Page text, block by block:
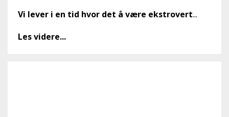
Vi lever i en tid hvor det å være ekstrovert...
Les videre...